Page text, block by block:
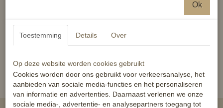
Ok
Toestemming Details Over
Op deze website worden cookies gebruikt
Cookies worden door ons gebruikt voor verkeersanalyse, het
aanbieden van sociale media-functies en het personaliseren
van informatie en advertenties. Daarnaast verlenen we onze
sociale media-, advertentie- en analysepartners toegang tot